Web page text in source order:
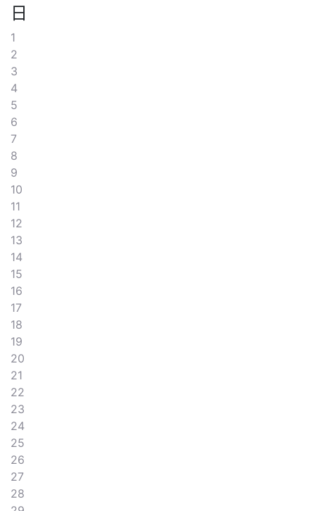
日
1
2
3
4
5
6
7
8
9
10
11
12
13
14
15
16
17
18
19
20
21
22
23
24
25
26
27
28